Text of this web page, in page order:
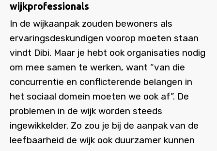
wijkprofessionals
In de wijkaanpak zouden bewoners als
ervaringsdeskundigen voorop moeten staan
vindt Dibi. Maar je hebt ook organisaties nodig
om mee samen te werken, want “van die
concurrentie en conflicterende belangen in
het sociaal domein moeten we ook af”. De
problemen in de wijk worden steeds
ingewikkelder. Zo zou je bij de aanpak van de
leefbaarheid de wijk ook duurzamer kunnen